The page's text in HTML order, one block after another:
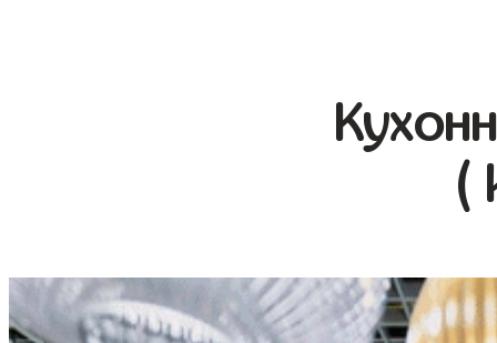
(